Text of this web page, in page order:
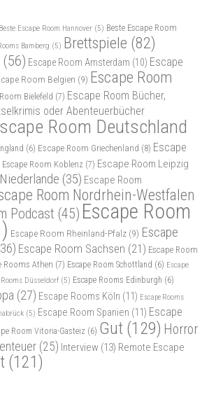
Beste Escape Room Hannover (5) Beste Escape Room
Bamberg (5) Brettspiele (82)
(56) Escape Room Amsterdam (10) Escape
Room Belgien (9) Escape Room
Bielefeld (7) Escape Room Bücher,
oder Abenteuerbücher
Room Deutschland
(6) Escape Room Griechenland (8) Escape
Escape Room Koblenz (7) Escape Room Leipzig
(35) Escape Room
Room Nordrhein-Westfalen
Podcast (45) Escape Room
Escape Room Rheinland-Pfalz (9) Escape
Escape Room Sachsen (21) Escape Room
Rooms Athen (7) Escape Room Schottland (6) Escape
Rooms Düsseldorf (5) Escape Rooms Edinburgh (6)
(27) Escape Rooms Köln (11) Escape Rooms
(5) Escape Room Spanien (11) Escape
Room Vitoria-Gasteiz (6) Gut (129) Horror
(25) Interview (13) Remote Escape
(121)